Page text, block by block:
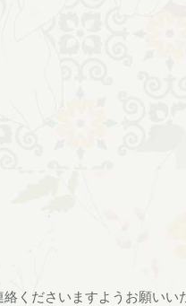
くださいますようお願いい